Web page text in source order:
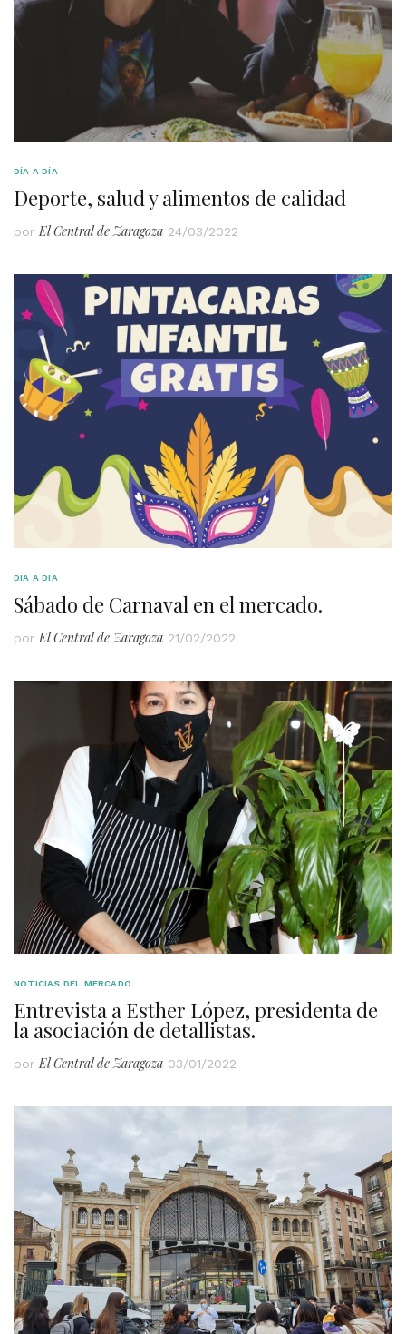
DÍA A DÍA
Deporte, salud y alimentos de calidad
por El Central de Zaragoza 24/03/2022
DÍA A DÍA
Sábado de Carnaval en el mercado.
por El Central de Zaragoza 21/02/2022
NOTICIAS DEL MERCADO
Entrevista a Esther López, presidenta de
la asociación de detallistas.
porEl Central de Zaragoza 03/01/2022